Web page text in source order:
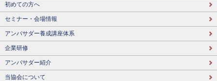
初めての方へ
セミナー・会場情報
アンバサダー養成講座体系
企業研修
アンバサダー紹介
当協会について